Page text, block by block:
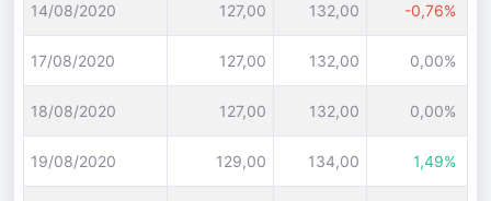
14/08/2020 127,00 132,00 -0,76%
17/08/2020 127,00 132,00 0,00%
18/08/2020 127,00 132,00 0,00%
19/08/2020 129,00 134,00 1,49%